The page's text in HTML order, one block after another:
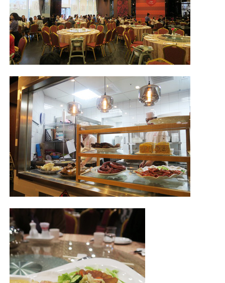
關於Yilan
個人著作
活動實況記錄
媒體報導一覽
合作與代言
訂閱電子報